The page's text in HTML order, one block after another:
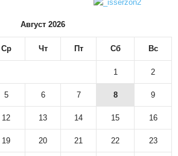
Август 2026
Ср Чт Пт Сб Вс
1 2
5 6 7 8 9
12 13 14 15 16
19 20 21 22 23